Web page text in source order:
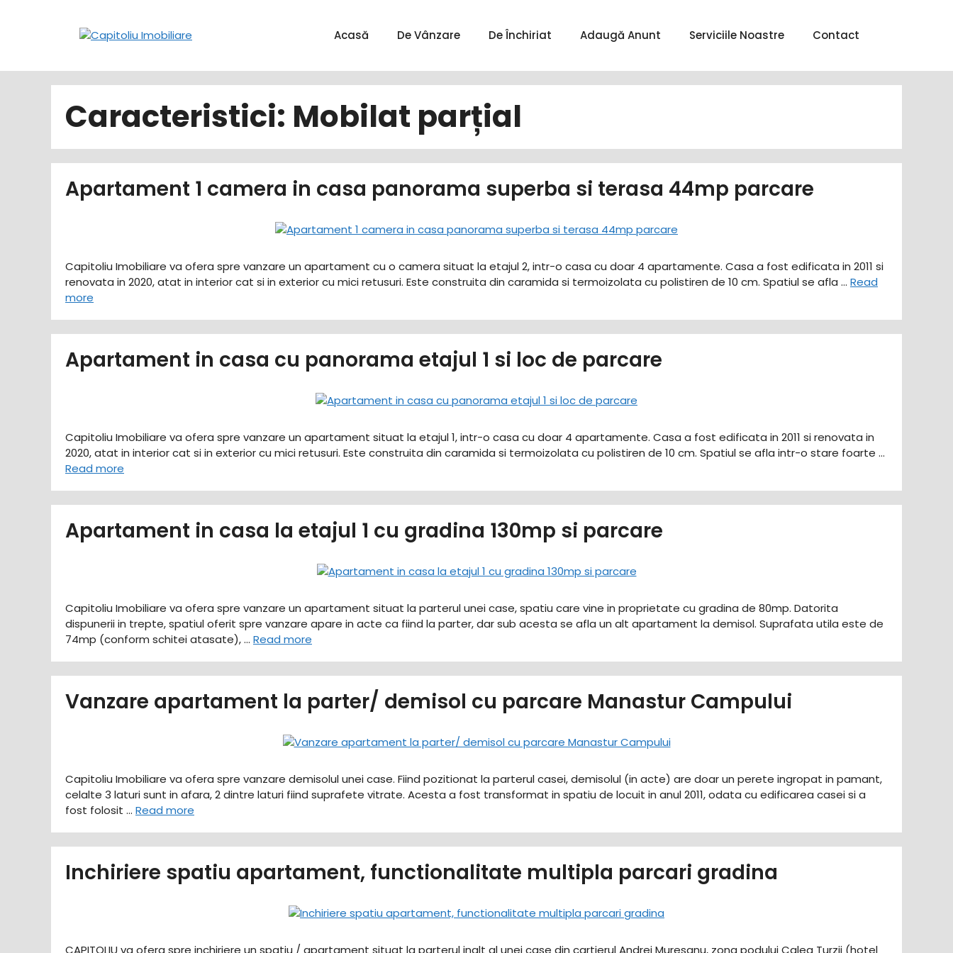
Acasă De Vânzare De Închiriat Adaugă Anunt Serviciile Noastre Contact
Caracteristici: Mobilat parțial
Apartament 1 camera in casa panorama superba si terasa 44mp parcare
Capitoliu Imobiliare va ofera spre vanzare un apartament cu o camera situat la etajul 2, intr-o casa cu doar 4 apartamente. Casa a fost edificata in 2011 si
renovata in 2020, atat in interior cat si in exterior cu mici retusuri. Este construita din caramida si termoizolata cu polistiren de 10 cm. Spatiul se afla … Read
more
Apartament in casa cu panorama etajul 1 si loc de parcare
Capitoliu Imobiliare va ofera spre vanzare un apartament situat la etajul 1, intr-o casa cu doar 4 apartamente. Casa a fost edificata in 2011 si renovata in
2020, atat in interior cat si in exterior cu mici retusuri. Este construita din caramida si termoizolata cu polistiren de 10 cm. Spatiul se afla intr-o stare foarte …
Read more
Apartament in casa la etajul 1 cu gradina 130mp si parcare
Capitoliu Imobiliare va ofera spre vanzare un apartament situat la parterul unei case, spatiu care vine in proprietate cu gradina de 80mp. Datorita
dispunerii in trepte, spatiul oferit spre vanzare apare in acte ca fiind la parter, dar sub acesta se afla un alt apartament la demisol. Suprafata utila este de
74mp (conform schitei atasate), … Read more
Vanzare apartament la parter/ demisol cu parcare Manastur Campului
Capitoliu Imobiliare va ofera spre vanzare demisolul unei case. Fiind pozitionat la parterul casei, demisolul (in acte) are doar un perete ingropat in pamant,
celalte 3 laturi sunt in afara, 2 dintre laturi fiind suprafete vitrate. Acesta a fost transformat in spatiu de locuit in anul 2011, odata cu edificarea casei si a
fost folosit … Read more
Inchiriere spatiu apartament, functionalitate multipla parcari gradina
CAPITOLIU va ofera spre inchiriere un spatiu / apartament situat la parterul inalt al unei case din cartierul Andrei Muresanu, zona podului Calea Turzii (hotel